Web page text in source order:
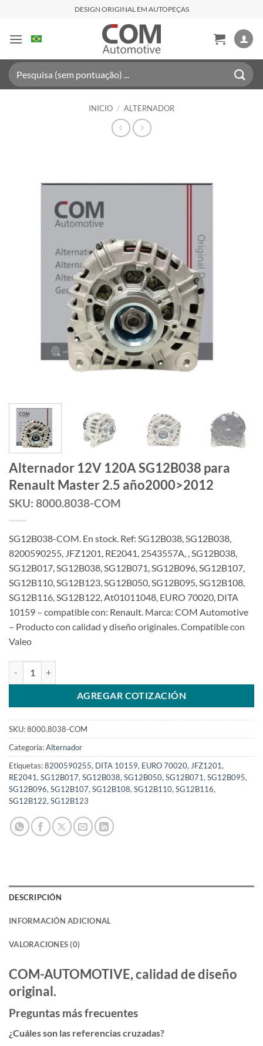
contenido
DESIGN ORIGINAL EM AUTOPEÇAS
Buscar
por:
INICIO / ALTERNADOR
Alternador 12V 120A SG12B038 para
Renault Master 2.5 año2000>2012
SKU: 8000.8038-COM
SG12B038-COM. En stock. Ref: SG12B038, SG12B038,
8200590255, JFZ1201, RE2041, 2543557A, , SG12B038,
SG12B017, SG12B038, SG12B071, SG12B096, SG12B107,
SG12B110, SG12B123, SG12B050, SG12B095, SG12B108,
SG12B116, SG12B122, At01011048, EURO 70020, DITA
10159 – compatible con: Renault. Marca: COM Automotive
– Producto con calidad y diseño originales. Compatible con
Valeo
AGREGAR COTIZACIÓN
SKU:8000.8038-COM
Categoría:Alternador
Etiquetas:8200590255, DITA 10159, EURO 70020, JFZ1201,
RE2041, SG12B017, SG12B038, SG12B050, SG12B071, SG12B095,
SG12B096, SG12B107, SG12B108, SG12B110, SG12B116,
SG12B122, SG12B123
DESCRIPCIÓN
INFORMACIÓN ADICIONAL
VALORACIONES (0)
COM-AUTOMOTIVE, calidad de diseño
original.
Preguntas más frecuentes
¿Cuáles son las referencias cruzadas?